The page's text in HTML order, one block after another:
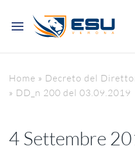
Home » Decreto del
» DD_n 200 del 03.09.2019
4 Settembre